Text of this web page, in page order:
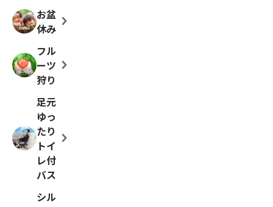
お盆
休み chevron_right
フル
ーツ
狩り
chevron_right
足元
ゆっ
たり
トイ
レ付
バス
chevron_right
シル